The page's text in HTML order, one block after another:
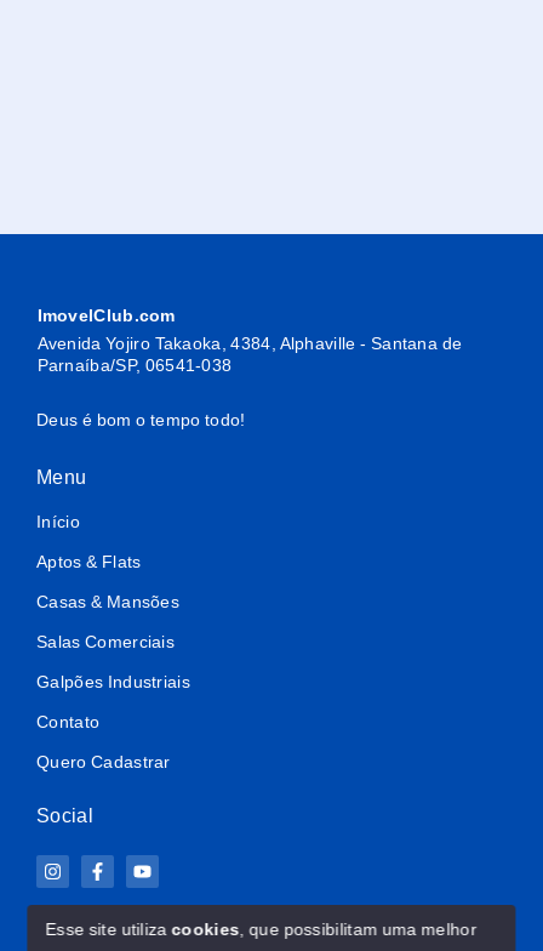
ImovelClub.com
Avenida Yojiro Takaoka, 4384, Alphaville - Santana de
Parnaíba/SP, 06541-038
Deus é bom o tempo todo!
Menu
Início
Aptos & Flats
Casas & Mansões
Salas Comerciais
Galpões Industriais
Contato
Quero Cadastrar
Social
Esse site utilizacookies , que possibilitam uma melhor